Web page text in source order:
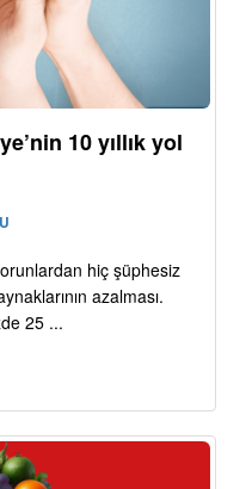
10 yıllık yol
hiç şüphesiz
azalması.
25 ...